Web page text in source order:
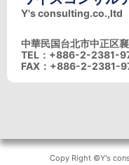
Y's consulting.co.,ltd
中華民国台北市中正区
TEL：+886-2-2381-
FAX：+886-2-2381-
Copy Right ©Y's